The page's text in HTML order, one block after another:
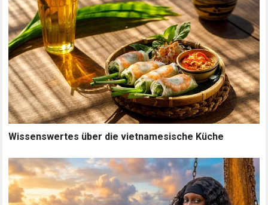
Wissenswertes über die vietnamesische Küche